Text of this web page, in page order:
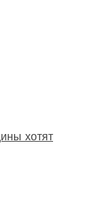
хотят